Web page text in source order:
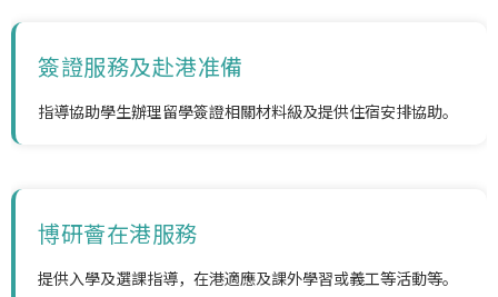
簽證服務及赴港准備
指導協助學生辦理留學簽證相關材料級及提供住宿安排協助。
博研薈在港服務
提供入學及選課指導，在港適應及課外學習或義工等活動等。